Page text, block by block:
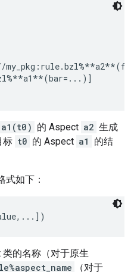
a1(t0) 的 Aspect a2 生成
标 t0 的 Aspect a1
的结
式如下：
的名称（对于原生
（对于